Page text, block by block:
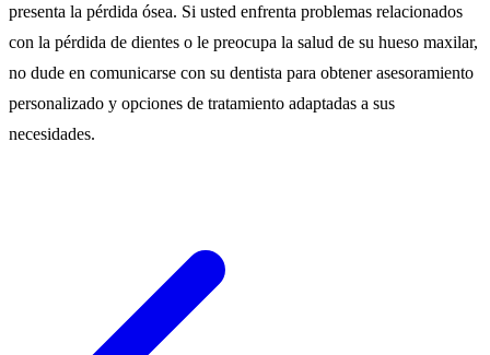
presenta la pérdida ósea. Si usted enfrenta problemas relacionados
con la pérdida de dientes o le preocupa la salud de su hueso maxilar,
no dude en comunicarse con su dentista para obtener asesoramiento
personalizado y opciones de tratamiento adaptadas a sus
necesidades.